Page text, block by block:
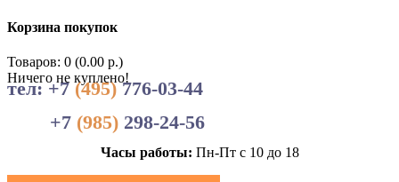
Корзина покупок
Товаров: 0 (0.00 р.)
Ничего не куплено!
тел: +7(495)776-03-44
+7 (985) 298-24-56
Часы работы: Пн-Пт с 10 до 18